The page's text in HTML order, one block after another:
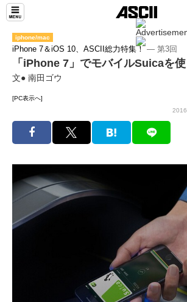
iphone/mac
iPhone 7＆iOS 10、ASCII総力特集！― 第3回
「iPhone 7」でモバイルSuicaを
文● 南田ゴウ
[PC表示へ]